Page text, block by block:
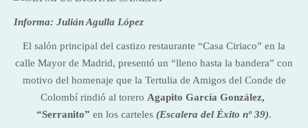
Informa: Julián Agulla López
El salón principal del castizo restaurante “Casa Ciriaco” en la
calle Mayor de Madrid, presentó un “lleno hasta la bandera” con
motivo del homenaje que la Tertulia de Amigos del Conde de
Colombí rindió al torero Agapito García González,
“Serranito” en los carteles (Escalera del Éxito nº 39).